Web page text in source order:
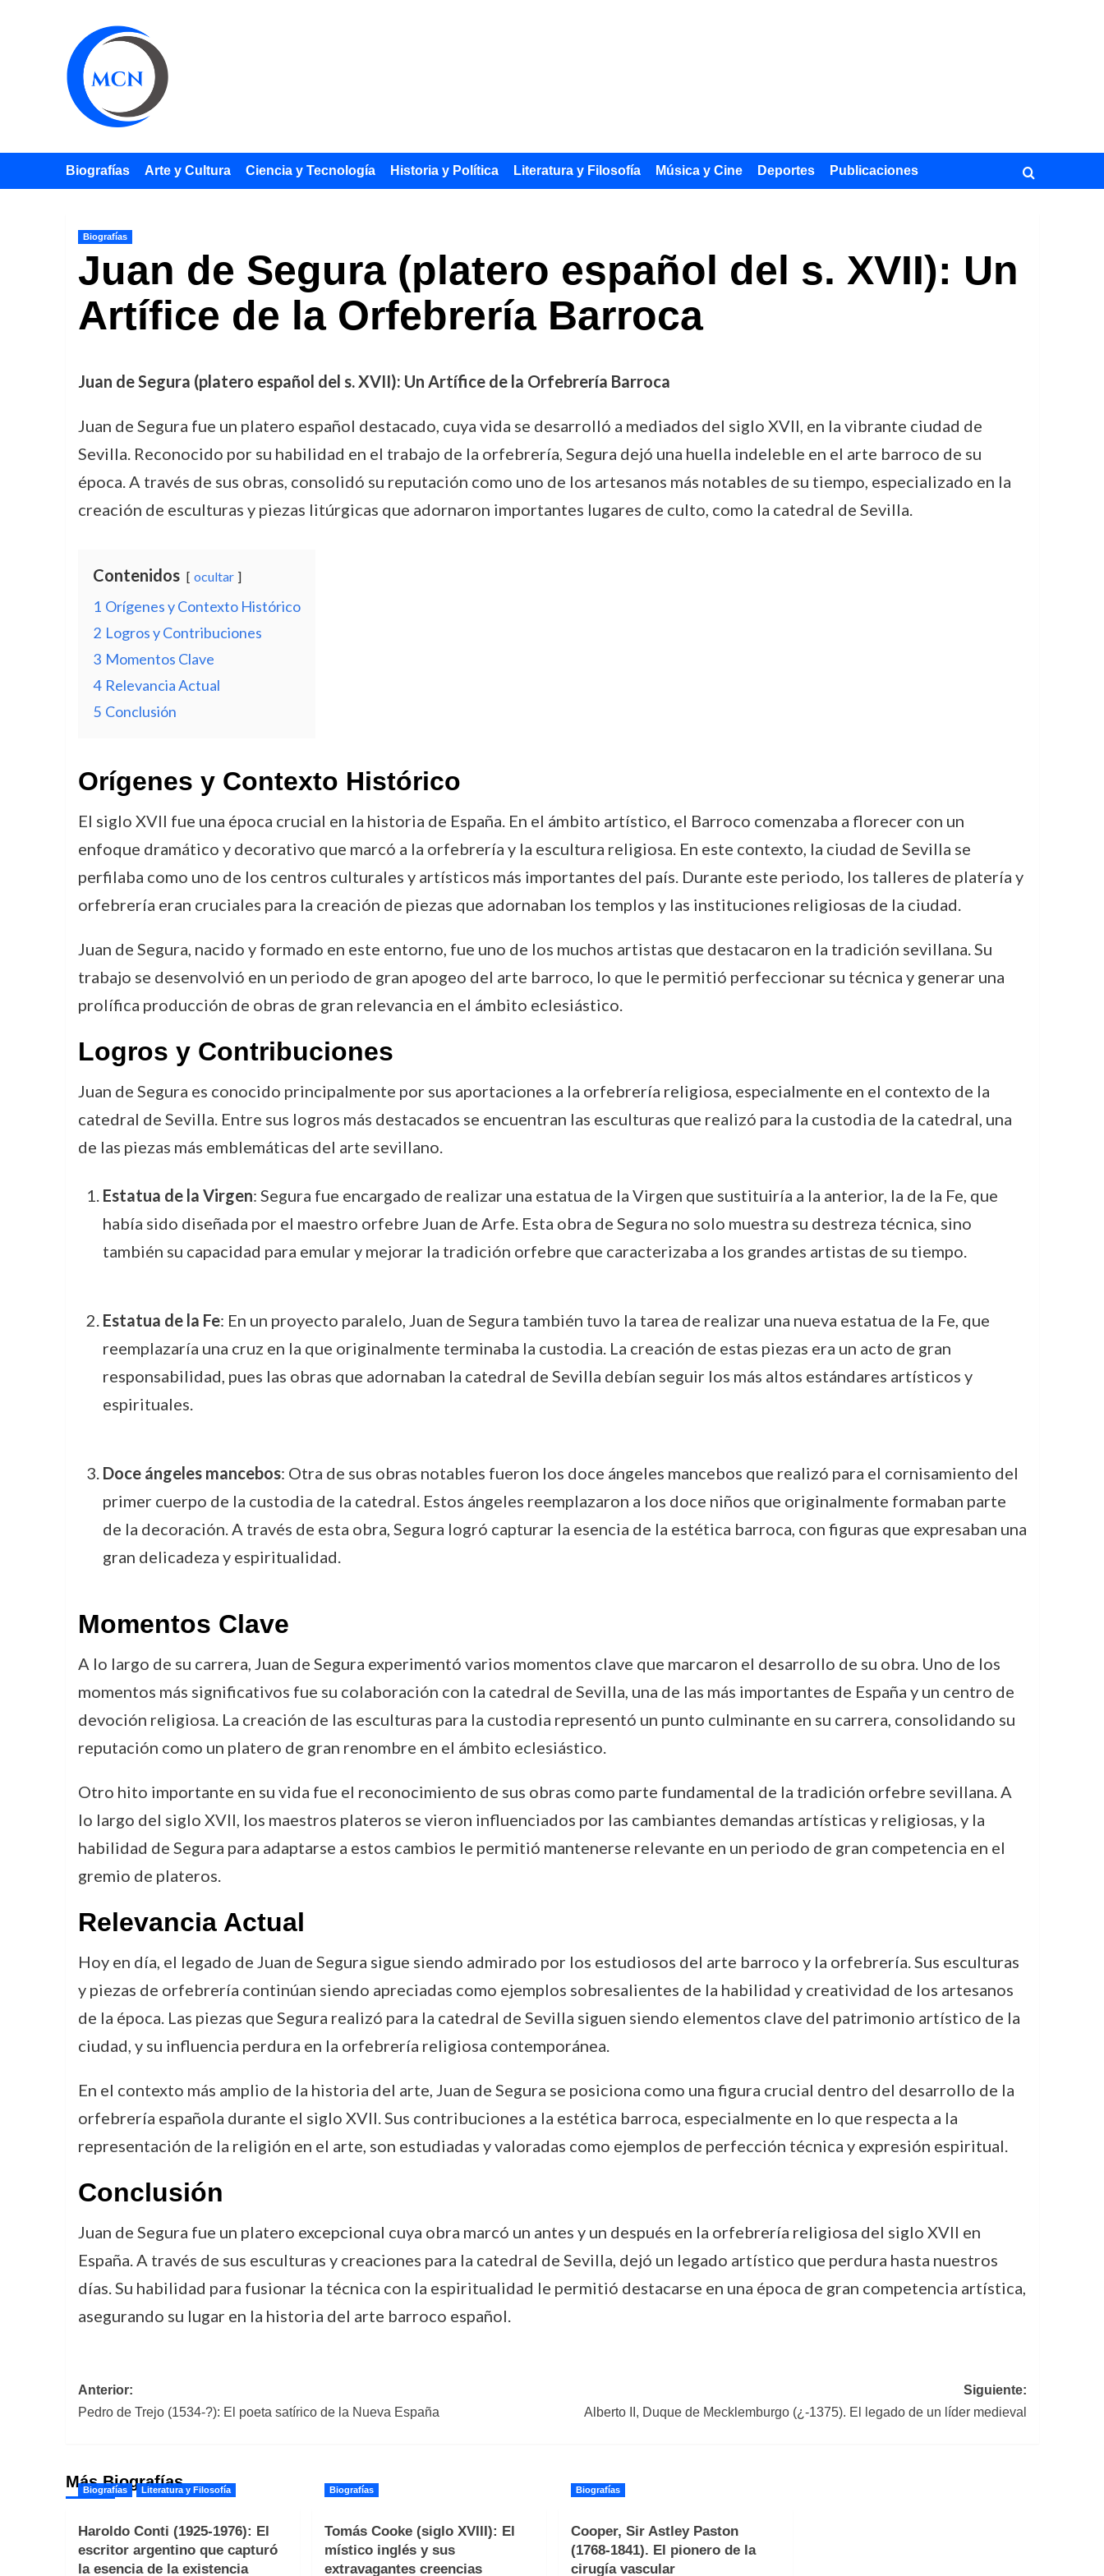
Biografías Arte y Cultura Ciencia y Tecnología Historia y Política Literatura y Filosofía Música y Cine Deportes Publicaciones
Biografías
Juan de Segura (platero español del s. XVII): Un
Artífice de la Orfebrería Barroca
Juan de Segura (platero español del s. XVII): Un Artífice de la Orfebrería Barroca
Juan de Segura fue un platero español destacado, cuya vida se desarrolló a mediados del siglo XVII, en la vibrante ciudad de
Sevilla. Reconocido por su habilidad en el trabajo de la orfebrería, Segura dejó una huella indeleble en el arte barroco de su
época. A través de sus obras, consolidó su reputación como uno de los artesanos más notables de su tiempo, especializado en la
creación de esculturas y piezas litúrgicas que adornaron importantes lugares de culto, como la catedral de Sevilla.
Contenidos ocultar
1 Orígenes y Contexto Histórico
2 Logros y Contribuciones
3 Momentos Clave
4 Relevancia Actual
5 Conclusión
Orígenes y Contexto Histórico
El siglo XVII fue una época crucial en la historia de España. En el ámbito artístico, el Barroco comenzaba a florecer con un
enfoque dramático y decorativo que marcó a la orfebrería y la escultura religiosa. En este contexto, la ciudad de Sevilla se
perfilaba como uno de los centros culturales y artísticos más importantes del país. Durante este periodo, los talleres de platería y
orfebrería eran cruciales para la creación de piezas que adornaban los templos y las instituciones religiosas de la ciudad.
Juan de Segura, nacido y formado en este entorno, fue uno de los muchos artistas que destacaron en la tradición sevillana. Su
trabajo se desenvolvió en un periodo de gran apogeo del arte barroco, lo que le permitió perfeccionar su técnica y generar una
prolífica producción de obras de gran relevancia en el ámbito eclesiástico.
Logros y Contribuciones
Juan de Segura es conocido principalmente por sus aportaciones a la orfebrería religiosa, especialmente en el contexto de la
catedral de Sevilla. Entre sus logros más destacados se encuentran las esculturas que realizó para la custodia de la catedral, una
de las piezas más emblemáticas del arte sevillano.
Estatua de la Virgen: Segura fue encargado de realizar una estatua de la Virgen que sustituiría a la anterior, la de la Fe, que
había sido diseñada por el maestro orfebre Juan de Arfe. Esta obra de Segura no solo muestra su destreza técnica, sino
también su capacidad para emular y mejorar la tradición orfebre que caracterizaba a los grandes artistas de su tiempo.
Estatua de la Fe: En un proyecto paralelo, Juan de Segura también tuvo la tarea de realizar una nueva estatua de la Fe, que
reemplazaría una cruz en la que originalmente terminaba la custodia. La creación de estas piezas era un acto de gran
responsabilidad, pues las obras que adornaban la catedral de Sevilla debían seguir los más altos estándares artísticos y
espirituales.
Doce ángeles mancebos: Otra de sus obras notables fueron los doce ángeles mancebos que realizó para el cornisamiento del
primer cuerpo de la custodia de la catedral. Estos ángeles reemplazaron a los doce niños que originalmente formaban parte
de la decoración. A través de esta obra, Segura logró capturar la esencia de la estética barroca, con figuras que expresaban una
gran delicadeza y espiritualidad.
Momentos Clave
A lo largo de su carrera, Juan de Segura experimentó varios momentos clave que marcaron el desarrollo de su obra. Uno de los
momentos más significativos fue su colaboración con la catedral de Sevilla, una de las más importantes de España y un centro de
devoción religiosa. La creación de las esculturas para la custodia representó un punto culminante en su carrera, consolidando su
reputación como un platero de gran renombre en el ámbito eclesiástico.
Otro hito importante en su vida fue el reconocimiento de sus obras como parte fundamental de la tradición orfebre sevillana. A
lo largo del siglo XVII, los maestros plateros se vieron influenciados por las cambiantes demandas artísticas y religiosas, y la
habilidad de Segura para adaptarse a estos cambios le permitió mantenerse relevante en un periodo de gran competencia en el
gremio de plateros.
Relevancia Actual
Hoy en día, el legado de Juan de Segura sigue siendo admirado por los estudiosos del arte barroco y la orfebrería. Sus esculturas
y piezas de orfebrería continúan siendo apreciadas como ejemplos sobresalientes de la habilidad y creatividad de los artesanos
de la época. Las piezas que Segura realizó para la catedral de Sevilla siguen siendo elementos clave del patrimonio artístico de la
ciudad, y su influencia perdura en la orfebrería religiosa contemporánea.
En el contexto más amplio de la historia del arte, Juan de Segura se posiciona como una figura crucial dentro del desarrollo de la
orfebrería española durante el siglo XVII. Sus contribuciones a la estética barroca, especialmente en lo que respecta a la
representación de la religión en el arte, son estudiadas y valoradas como ejemplos de perfección técnica y expresión espiritual.
Conclusión
Juan de Segura fue un platero excepcional cuya obra marcó un antes y un después en la orfebrería religiosa del siglo XVII en
España. A través de sus esculturas y creaciones para la catedral de Sevilla, dejó un legado artístico que perdura hasta nuestros
días. Su habilidad para fusionar la técnica con la espiritualidad le permitió destacarse en una época de gran competencia artística,
asegurando su lugar en la historia del arte barroco español.
Navegación
Anterior:
Pedro de Trejo (1534-?): El poeta satírico de la Nueva España
Siguiente:
Alberto II, Duque de Mecklemburgo (¿-1375). El legado de un líder medieval
Más Biografías
Biografías Literatura y Filosofía
Haroldo Conti (1925-1976): El
escritor argentino que capturó
la esencia de la existencia
Biografías
Tomás Cooke (siglo XVIII): El
místico inglés y sus
extravagantes creencias
Biografías
Cooper, Sir Astley Paston
(1768-1841). El pionero de la
cirugía vascular